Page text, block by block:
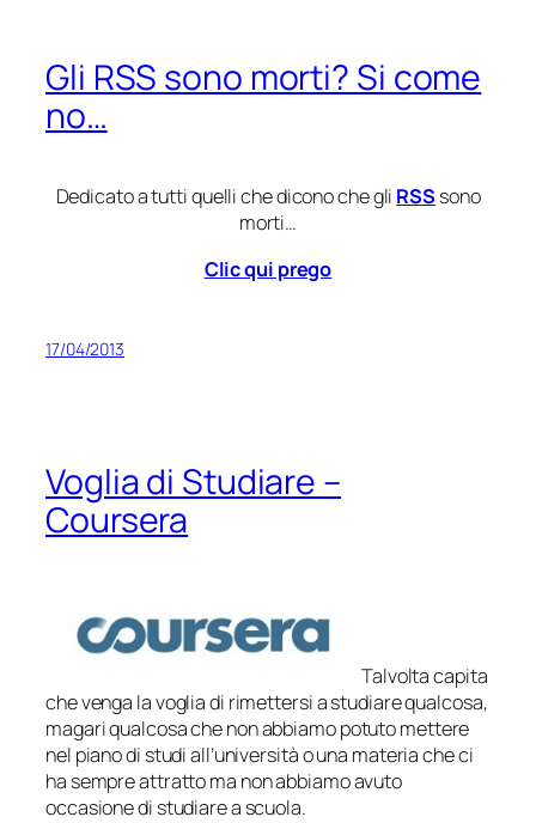
Gli RSS sono morti? Si come
no…
Dedicato a tutti quelli che dicono che gli RSS sono
morti…
Clic qui prego
17/04/2013
Voglia di Studiare –
Coursera
Talvolta capita
che venga la voglia di rimettersi a studiare qualcosa,
magari qualcosa che non abbiamo potuto mettere
nel piano di studi all’università o una materia che ci
ha sempre attratto ma non abbiamo avuto
occasione di studiare a scuola.